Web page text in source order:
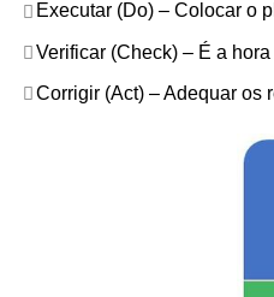
Executar (Do) – Colocar o
Verificar (Check) – É a
Corrigir (Act) – Adequar os